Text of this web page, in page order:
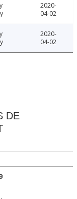
2020-
04-02
2020-
04-02
DE